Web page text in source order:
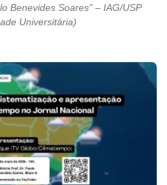
Benevides Soares” – IAG/USP
Universitária)